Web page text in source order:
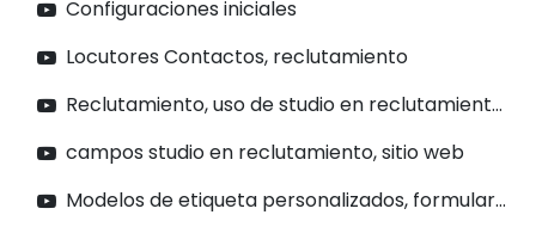
Configuraciones iniciales
Locutores Contactos, reclutamiento
Reclutamiento, uso de studio en reclutamiento: intro a sitio web
campos studio en reclutamiento, sitio web
Modelos de etiqueta personalizados, formulario de sitio web